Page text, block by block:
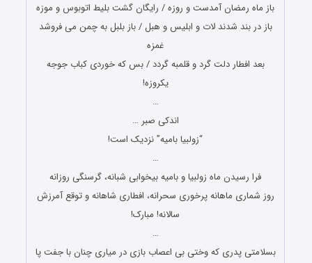
باز ماه رمضان آمدست و روزه / رایگان گشت بلیط اتوبوس و موزه
باز در بند شدند لات و ابلیس و هبل / باز بلبل به چمن می فروشد
غمزه
بعد افطار دلت گرد و قلمبه گردد / بس که خوردی کباب جوجه
یکروزه!
…
اندکی صبر …
“زولبیا بامیه” نزدیک است!
…
فرا رسیدن ماه زولبیا و بامیه بیخوابی شبانه، گرسنگی روزانه
روز شماری ماهانه پرخوری سحرانه، افطاری شاهانه و توقع آمرزش
سالانه! مبارک!
…
بسلامتی پدری که وختی بی اعصاب بازی در میاری چنان با جفت پا